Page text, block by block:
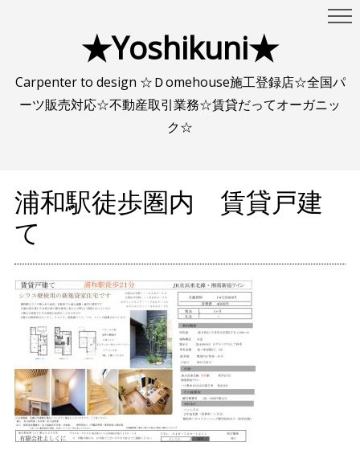
★Yoshikuni★
Carpenter to design ☆Ｄomehouse施工登録店☆全国パ
ーツ販売対応☆不動産取引業務☆賃貸だってオーガニッ
ク☆
浦和駅徒歩圏内 賃貸戸建
て